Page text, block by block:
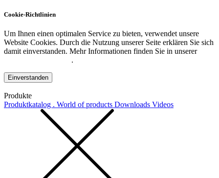
Cookie-Richtlinien
Um Ihnen einen optimalen Service zu bieten, verwendet unsere
Website Cookies. Durch die Nutzung unserer Seite erklären Sie sich
damit einverstanden. Mehr Informationen finden Sie in unserer
.
Einverstanden
Produkte
Produktkatalog . World of products Downloads Videos